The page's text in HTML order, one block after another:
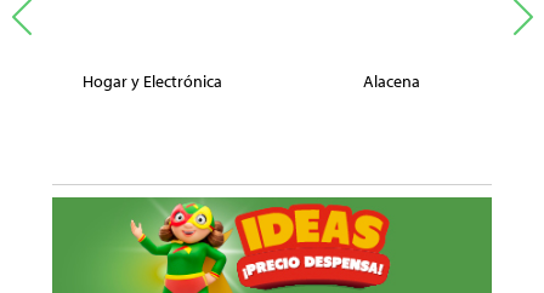
Hogar y Electrónica Alacena